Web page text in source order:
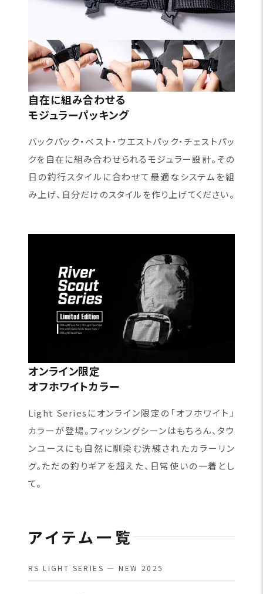
自在に組み合わせる
モジュラーパッキング
バックパック・ベスト・ウエストパック・チェストパッ
クを自在に組み合わせられるモジュラー設計。その
日の釣行スタイルに合わせて最適なシステムを組
み上げ、自分だけのスタイルを作り上げてください。
オンライン限定
オフホワイトカラー
Light Seriesにオンライン限定の「オフホワイト」
カラーが登場。フィッシングシーンはもちろん、タウ
ンユースにも自然に馴染む洗練されたカラーリン
グ。ただの釣りギアを超えた、日常使いの一着とし
て。
アイテム一覧
RS LIGHT SERIES — NEW 2025